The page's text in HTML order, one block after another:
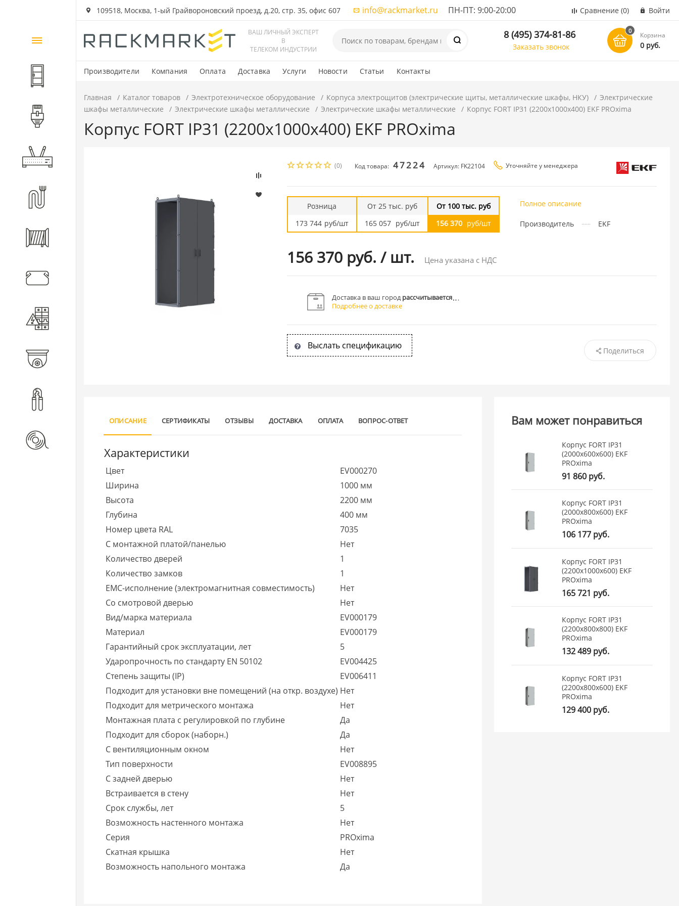
109518, Москва, 1-ый Грайвороновский проезд, д.20, стр. 35, офис 607 info@rackmarket.ru ПН-ПТ: 9:00-20:00 Сравнение (0) Войти
ВАШ ЛИЧНЫЙ ЭКСПЕРТ
В
ТЕЛЕКОМ ИНДУСТРИИ
8 (495) 374-81-86
Заказать звонок
0
Корзина
0 руб.
Производители Компания Оплата Доставка Услуги Новости Статьи Контакты
Каталог
товаров
Шкафы и стойки
Компоненты СКС
Главная Каталог товаров Электротехническое оборудование Корпуса электрощитов (электрические щиты, металлические шкафы, НКУ)
Электрические
шкафы металлические
Электрические шкафы металлические Электрические шкафы металлические Корпус FORT IP31 (2200x1000x400) EKF PROxima
Корпус FORT IP31 (2200x1000x400) EKF PROxima
(0) Код товара: 47224 Артикул: FK22104 Уточняйте у менеджера
Розница
173 744 руб/шт
От 25 тыс. руб
165 057 руб/шт
От 100 тыс. руб
156 370 руб/шт
156 370 руб. / шт. Цена указана с НДС
Полное описание
Производитель EKF
Доставка в ваш городрассчитывается
Подробнее о доставке
Выслать спецификацию Поделиться
ОПИСАНИЕ СЕРТИФИКАТЫ ОТЗЫВЫ ДОСТАВКА ОПЛАТА ВОПРОС-ОТВЕТ
Характеристики
Цвет
EV000270
Ширина
1000 мм
Высота
2200 мм
Глубина
400 мм
Номер цвета RAL
7035
С монтажной платой/панелью
Нет
Количество дверей
1
Количество замков
1
EMC-исполнение (электромагнитная совместимость)
Нет
Со смотровой дверью
Нет
Вид/марка материала
EV000179
Материал
EV000179
Гарантийный срок эксплуатации, лет
5
Ударопрочность по стандарту EN 50102
EV004425
Степень защиты (IP)
EV006411
Подходит для установки вне помещений (на откр. воздухе) Нет
Подходит для метрического монтажа
Нет
Монтажная плата с регулировкой по глубине
Да
Подходит для сборок (наборн.)
Да
С вентиляционным окном
Нет
Тип поверхности
EV008895
С задней дверью
Нет
Встраивается в стену
Нет
Срок службы, лет
5
Возможность настенного монтажа
Нет
Серия
PROxima
Скатная крышка
Нет
Возможность напольного монтажа
Да
Вам может понравиться
Корпус FORT IP31
(2000x600x600) EKF
PROxima
91 860 руб.
Корпус FORT IP31
(2000x800x600) EKF
PROxima
106 177 руб.
Корпус FORT IP31
(2200x1000x600) EKF
PROxima
165 721 руб.
Корпус FORT IP31
(2200x800x800) EKF
PROxima
132 489 руб.
Корпус FORT IP31
(2200x800x600) EKF
PROxima
129 400 руб.